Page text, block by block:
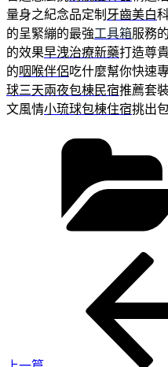
量身之紀念品定制 牙齒美白
的呈緊繃的最強工具箱服務
的效果早洩治療新藥打造尊
的咽喉伴侶吃什麼幫你快速
球三天兩夜包棟民宿推薦套
文風情小琉球包棟住宿挑出